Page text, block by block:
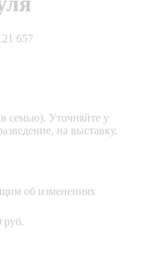
657
семью). Уточняйте у
на выставку.
об изменениях
руб.